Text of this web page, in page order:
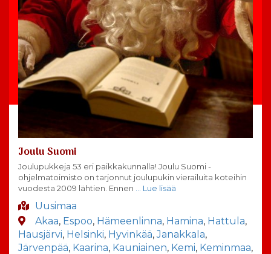
Joulu Suomi
Joulupukkeja 53 eri paikkakunnalla! Joulu Suomi -
ohjelmatoimisto on tarjonnut joulupukin vierailuita koteihin
vuodesta 2009 lähtien. Ennen … Lue lisää
Uusimaa
Akaa, Espoo, Hämeenlinna, Hamina, Hattula,
Hausjärvi, Helsinki, Hyvinkää,Janakkala,
Järvenpää, Kaarina, Kauniainen, Kemi, Keminmaa,